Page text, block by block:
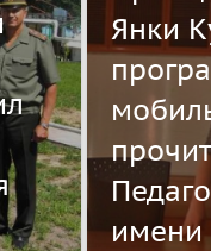
Янки
имени